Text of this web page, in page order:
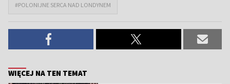
#POLONIJNE SERCA NAD LONDYNEM
WIĘCEJ NA TEN TEMAT